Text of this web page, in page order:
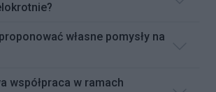
własne pomysły na
współpraca w ramach